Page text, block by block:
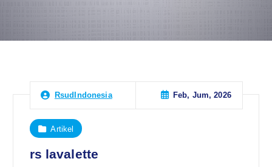
RsudIndonesia Feb, Jum, 2026
Artikel
rs lavalette